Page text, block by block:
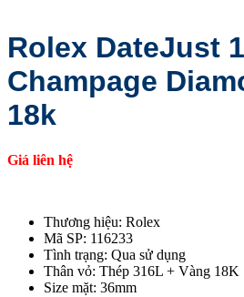
Rolex DateJust
Champage
18k
Giá liên hệ
Thương hiệu: Rolex
Mã SP: 116233
Tình trạng: Qua sử dụng
Thân vỏ: Thép 316L + Vàng 18K
Size mặt: 36mm